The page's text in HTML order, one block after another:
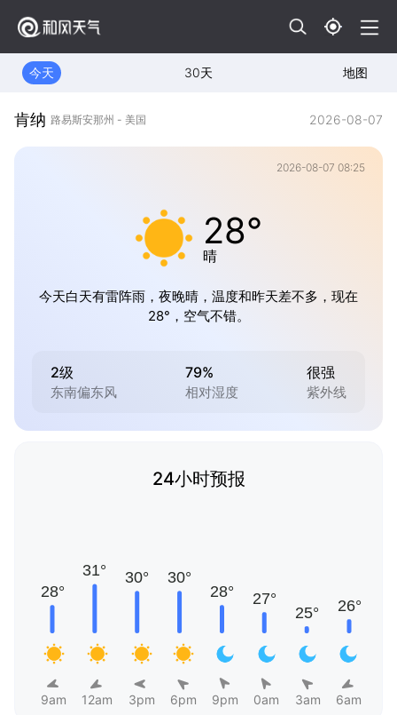
今天 30天 地图
肯纳 路易斯安那州 - 美国 2026-08-07
2026-08-07 08:25
28°
晴
今天白天有雷阵雨，夜晚晴，温度和昨天差不多，现在
28°，空气不错。
2级
东南偏东风
79%
相对湿度
很强
紫外线
24小时预报
9am 12am 3pm 6pm 9pm 0am 3am 6am